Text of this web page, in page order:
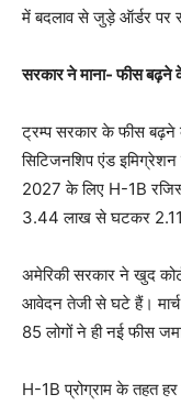
में बदलाव से जुड़े ऑर्डर पर
सरकार ने माना- फीस
ट्रम्प सरकार के फीस बढ़ने
सिटिजनशिप एंड
2027 के लिए H-1B
3.44 लाख से घटकर
अमेरिकी सरकार ने खुद
आवेदन तेजी से घटे हैं। मार्च
85 लोगों ने ही नई फीस
H-1B प्रोग्राम के तहत